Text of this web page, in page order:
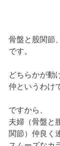
骨盤と股関節
です。
どちらかが動
仲というわけ
ですから、
夫婦（骨盤と
関節）仲良く